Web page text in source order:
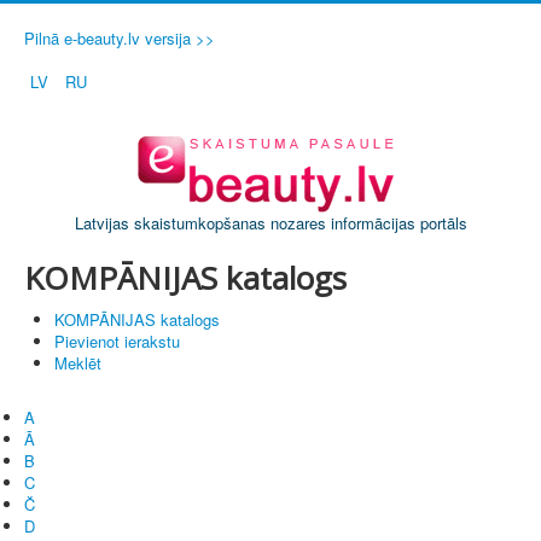
Pilnā e-beauty.lv versija >>
LV
RU
Latvijas skaistumkopšanas nozares informācijas portāls
KOMPĀNIJAS katalogs
KOMPĀNIJAS katalogs
Pievienot ierakstu
Meklēt
A
Ā
B
C
Č
D